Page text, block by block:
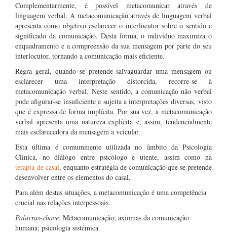
Complementarmente, é possível metacomunicar através de
linguagem verbal. A metacomunicação através de linguagem verbal
apresenta como objetivo esclarecer o interlocutor sobre o sentido e
significado da comunicação. Desta forma, o indivíduo maximiza o
enquadramento e a compreensão da sua mensagem por parte do seu
interlocutor, tornando a comunicação mais eficiente.
Regra geral, quando se pretende salvaguardar uma mensagem ou
esclarecer uma interpretação distorcida, recorre-se à
metacomunicação verbal. Neste sentido, a comunicação não verbal
pode afigurar-se insuficiente e sujeita a interpretações diversas, visto
que é expressa de forma implícita. Por sua vez, a metacomunicação
verbal apresenta uma natureza explícita e, assim, tendencialmente
mais esclarecedora da mensagem a veicular.
Esta última é comummente utilizada no âmbito da Psicologia
Clínica, no diálogo entre psicólogo e utente, assim como na
terapia de casal, enquanto estratégia de comunicação que se pretende
desenvolver entre os elementos do casal.
Para além destas situações, a metacomunicação é uma competência
crucial nas relações interpessoais.
Palavras-chave: Metacomunicação; axiomas da comunicação
humana; psicologia sistémica.